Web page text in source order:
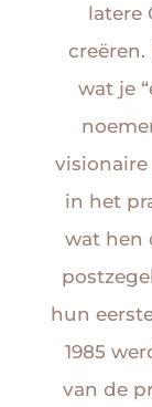
latere
wat je
in het
wat hen
hun
1985
van de